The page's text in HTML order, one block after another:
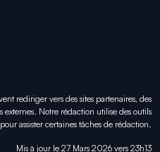
rediriger vers des sites partenaires, des
Notre rédaction utilise des outils
assister certaines tâches de rédaction.
Mis à jour le 27 Mars 2026 vers 23h13